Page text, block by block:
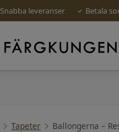
Snabba leveranser Betala
Tapeter Ballongerna –